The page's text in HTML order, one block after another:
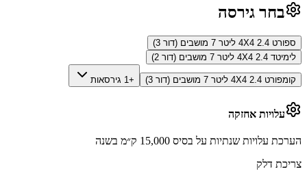
בחר גירסה
ספורט 4X4 2.4 ליטר 7 מושבים (דור 3)
לימיטד 4X4 2.4 ליטר 7 מושבים (דור 2)
קומפורט 4X4 2.4 ליטר 7 מושבים (דור 3) +1 גירסאות
עלויות אחזקה
הערכת עלויות שנתיות על בסיס 15,000 ק״מ בשנה
צריכת דלק